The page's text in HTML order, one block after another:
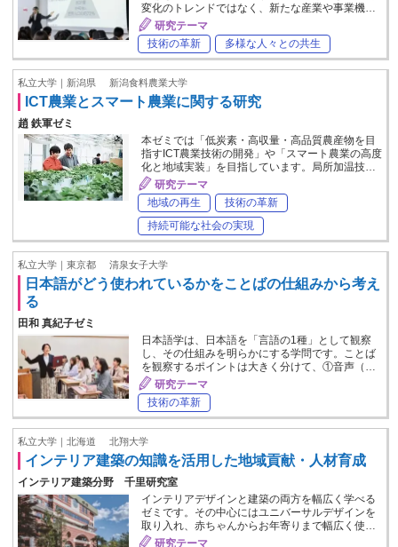
変化のトレンドではなく、新たな産業や事業機…
研究テーマ
技術の革新
多様な人々との共生
私立大学｜新潟県 新潟食料農業大学
ICT農業とスマート農業に関する研究
趙 鉄軍ゼミ
本ゼミでは「低炭素・高収量・高品質農産物を目
指すICT農業技術の開発」や「スマート農業の高度
化と地域実装」を目指しています。局所加温技…
研究テーマ
地域の再生
技術の革新
持続可能な社会の実現
私立大学｜東京都 清泉女子大学
日本語がどう使われているかをことばの仕組みから考え
る
田和 真紀子ゼミ
日本語学は、日本語を「言語の1種」として観察
し、その仕組みを明らかにする学問です。ことば
を観察するポイントは大きく分けて、①音声（…
研究テーマ
技術の革新
私立大学｜北海道 北翔大学
インテリア建築の知識を活用した地域貢献・人材育成
インテリア建築分野 千里研究室
インテリアデザインと建築の両方を幅広く学べる
ゼミです。その中心にはユニバーサルデザインを
取り入れ、赤ちゃんからお年寄りまで幅広く使…
研究テーマ